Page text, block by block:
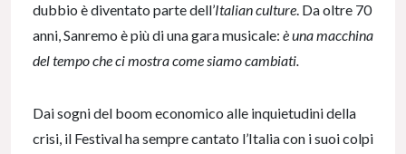
dubbio è diventato parte dell’Italian culture. Da oltre 70
anni, Sanremo è più di una gara musicale: è una macchina
del tempo che ci mostra come siamo cambiati.
Dai sogni del boom economico alle inquietudini della
crisi, il Festival ha sempre cantato l’Italia con i suoi colpi